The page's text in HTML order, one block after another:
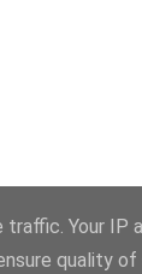
Blogger
Your IP
quality of